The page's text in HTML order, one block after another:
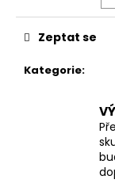
Kategorie:
Zeptat se